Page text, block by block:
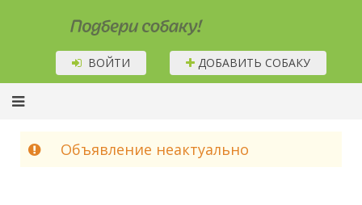
Подбери собаку!
ВОЙТИ ДОБАВИТЬ СОБАКУ
Объявление неактуально